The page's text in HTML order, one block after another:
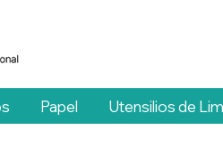
Papel Utensilios de